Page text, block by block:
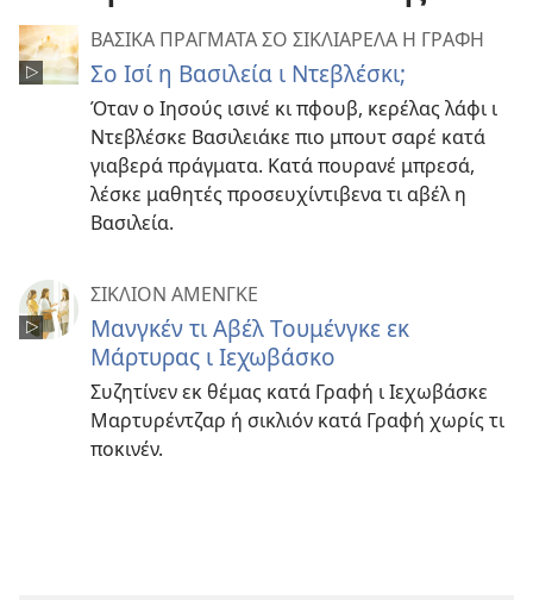
ΒΑΣΙΚΑ ΠΡΑΓΜΑΤΑ ΣΟ ΣΙΚΛΙΑΡΕΛΑ Η ΓΡΑΦΗ
Σο Ισί η Βασιλεία ι Ντεβλέσκι;
Όταν ο Ιησούς ισινέ κι πφουβ, κερέλας λάφι ι
Ντεβλέσκε Βασιλειάκε πιο μπουτ σαρέ κατά
γιαβερά πράγματα. Κατά πουρανέ μπρεσά,
λέσκε μαθητές προσευχίντιβενα τι αβέλ η
Βασιλεία.
ΣΙΚΛΙΟΝ ΑΜΕΝΓΚΕ
Μανγκέν τι Αβέλ Τουμένγκε εκ
Μάρτυρας ι Ιεχωβάσκο
Συζητίνεν εκ θέμας κατά Γραφή ι Ιεχωβάσκε
Μαρτυρέντζαρ ή σικλιόν κατά Γραφή χωρίς τι
ποκινέν.